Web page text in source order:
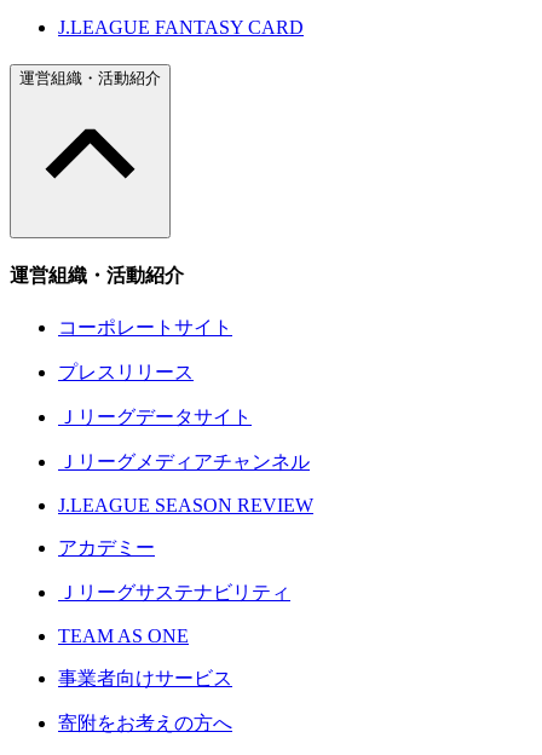
J.LEAGUE FANTASY CARD
運営組織・活動紹介
運営組織・活動紹介
コーポレートサイト
プレスリリース
Ｊリーグデータサイト
Ｊリーグメディアチャンネル
J.LEAGUE SEASON REVIEW
アカデミー
Ｊリーグサステナビリティ
TEAM AS ONE
事業者向けサービス
寄附をお考えの方へ